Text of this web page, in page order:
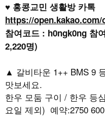
♥ 홍콩교민 생활방 카톡
https://open.kakao.com/
참여코드 : h0ngk0ng 참
2,220명)
▲ 갈비타운 1++ BMS 9
맛보세요.
한우 모둠 구이 / 한우 등
요일 제외) 예약:2750